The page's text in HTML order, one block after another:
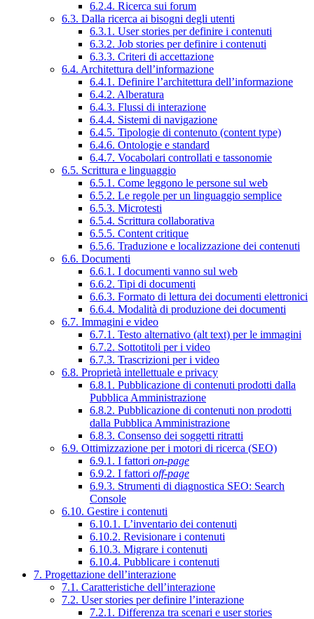
6.2.4. Ricerca sui forum
6.3. Dalla ricerca ai bisogni degli utenti
6.3.1. User stories per definire i contenuti
6.3.2. Job stories per definire i contenuti
6.3.3. Criteri di accettazione
6.4. Architettura dell’informazione
6.4.1. Definire l’architettura dell’informazione
6.4.2. Alberatura
6.4.3. Flussi di interazione
6.4.4. Sistemi di navigazione
6.4.5. Tipologie di contenuto (content type)
6.4.6. Ontologie e standard
6.4.7. Vocabolari controllati e tassonomie
6.5. Scrittura e linguaggio
6.5.1. Come leggono le persone sul web
6.5.2. Le regole per un linguaggio semplice
6.5.3. Microtesti
6.5.4. Scrittura collaborativa
6.5.5. Content critique
6.5.6. Traduzione e localizzazione dei contenuti
6.6. Documenti
6.6.1. I documenti vanno sul web
6.6.2. Tipi di documenti
6.6.3. Formato di lettura dei documenti elettronici
6.6.4. Modalità di produzione dei documenti
6.7. Immagini e video
6.7.1. Testo alternativo (alt text) per le immagini
6.7.2. Sottotitoli per i video
6.7.3. Trascrizioni per i video
6.8. Proprietà intellettuale e privacy
6.8.1. Pubblicazione di contenuti prodotti dalla
Pubblica Amministrazione
6.8.2. Pubblicazione di contenuti non prodotti
dalla Pubblica Amministrazione
6.8.3. Consenso dei soggetti ritratti
6.9. Ottimizzazione per i motori di ricerca (SEO)
6.9.1. I fattori on-page
6.9.2. I fattori off-page
6.9.3. Strumenti di diagnostica SEO: Search
Console
6.10. Gestire i contenuti
6.10.1. L’inventario dei contenuti
6.10.2. Revisionare i contenuti
6.10.3. Migrare i contenuti
6.10.4. Pubblicare i contenuti
7. Progettazione dell’interazione
7.1. Caratteristiche dell’interazione
7.2. User stories per definire l’interazione
7.2.1. Differenza tra scenari e user stories